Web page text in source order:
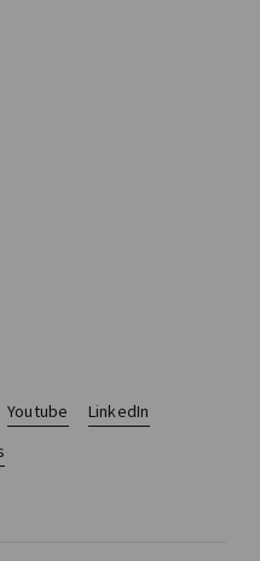
Youtube
LinkedIn